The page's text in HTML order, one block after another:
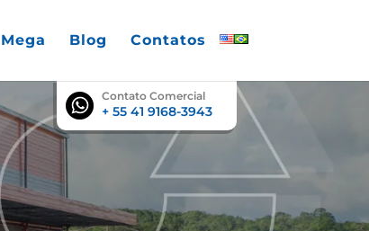
Blog Contatos English
Português
Contato Comercial
+ 55 41 9168-3943